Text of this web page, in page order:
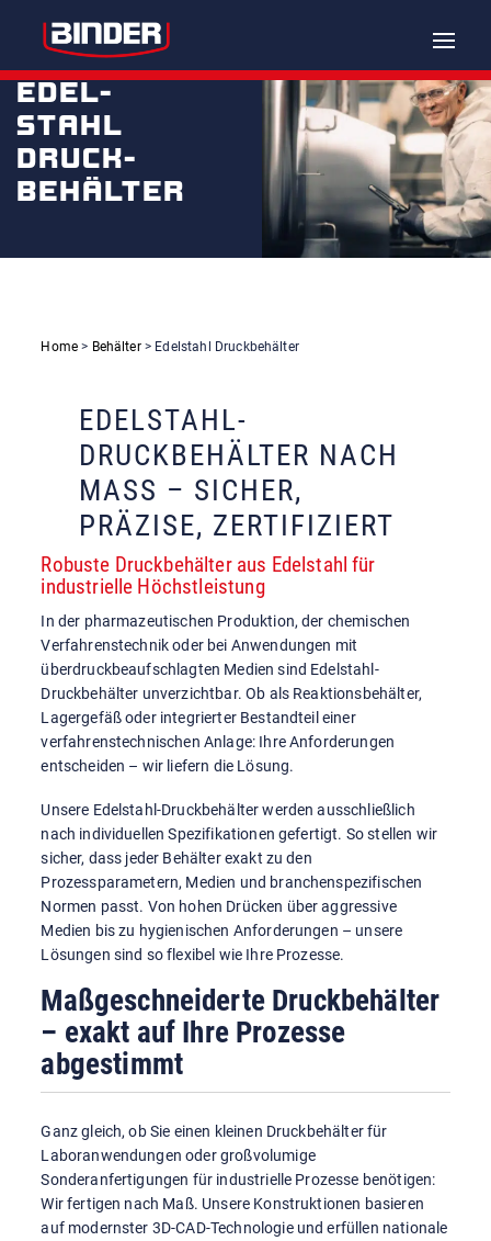
Toggle
EDEL-
STAHL
DRUCK-
BEHÄLTER
Home > Behälter> Edelstahl Druckbehälter
EDELSTAHL-
DRUCKBEHÄLTER NACH
MASS – SICHER,
PRÄZISE, ZERTIFIZIERT
Robuste Druckbehälter aus Edelstahl für
industrielle Höchstleistung
In der pharmazeutischen Produktion, der chemischen
Verfahrenstechnik oder bei Anwendungen mit
überdruckbeaufschlagten Medien sind Edelstahl-
Druckbehälter unverzichtbar. Ob als Reaktionsbehälter,
Lagergefäß oder integrierter Bestandteil einer
verfahrenstechnischen Anlage: Ihre Anforderungen
entscheiden – wir liefern die Lösung.
Unsere Edelstahl-Druckbehälter werden ausschließlich
nach individuellen Spezifikationen gefertigt. So stellen wir
sicher, dass jeder Behälter exakt zu den
Prozessparametern, Medien und branchenspezifischen
Normen passt. Von hohen Drücken über aggressive
Medien bis zu hygienischen Anforderungen – unsere
Lösungen sind so flexibel wie Ihre Prozesse.
Maßgeschneiderte Druckbehälter
– exakt auf Ihre Prozesse
abgestimmt
Ganz gleich, ob Sie einen kleinen Druckbehälter für
Laboranwendungen oder großvolumige
Sonderanfertigungen für industrielle Prozesse benötigen:
Wir fertigen nach Maß. Unsere Konstruktionen basieren
auf modernster 3D-CAD-Technologie und erfüllen nationale